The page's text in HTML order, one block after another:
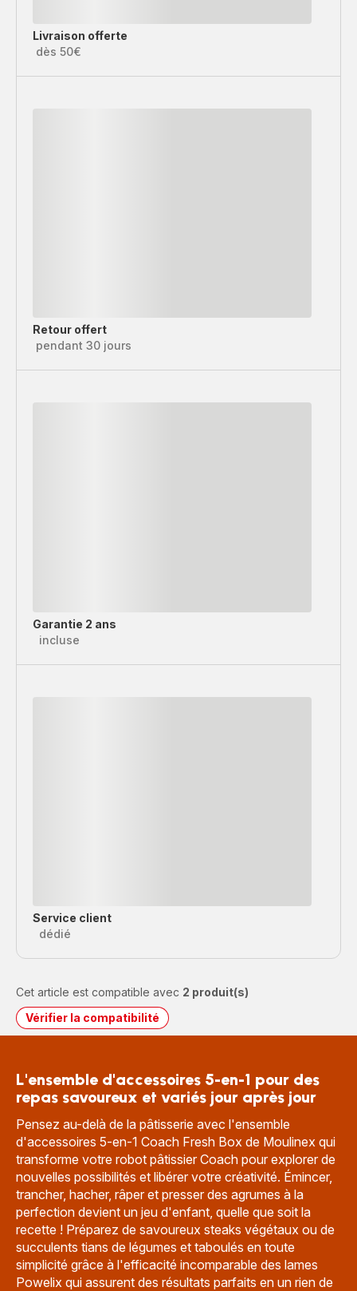
Livraison offerte
dès 50€
Retour offert
pendant 30 jours
Garantie 2 ans
incluse
Service client
dédié
Cet article est compatible avec 2 produit(s)
Vérifier la compatibilité
L'ensemble d'accessoires 5-en-1 pour des
repas savoureux et variés jour après jour
Pensez au-delà de la pâtisserie avec l'ensemble
d'accessoires 5-en-1 Coach Fresh Box de Moulinex qui
transforme votre robot pâtissier Coach pour explorer de
nouvelles possibilités et libérer votre créativité. Émincer,
trancher, hacher, râper et presser des agrumes à la
perfection devient un jeu d'enfant, quelle que soit la
recette ! Préparez de savoureux steaks végétaux ou de
succulents tians de légumes et taboulés en toute
simplicité grâce à l'efficacité incomparable des lames
Powelix qui assurent des résultats parfaits en un rien de